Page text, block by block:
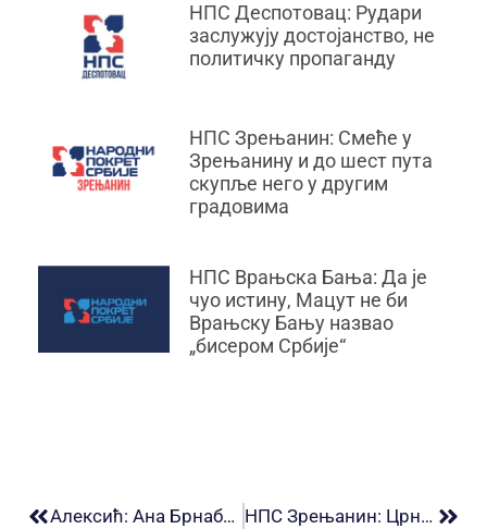
НПС Деспотовац: Рудари
заслужују достојанство, не
политичку пропаганду
НПС Зрењанин: Смеће у
Зрењанину и до шест пута
скупље него у другим
градовима
НПС Врањска Бања: Да је
чуо истину, Мацут не би
Врањску Бању назвао
„бисером Србије“
Алексић: Ана Брнабић директно одговорна за насиље у парламенту, наставила седницу по налогу шефа НПС Зрењанин: Црни биланс на улицама Зрењанина и околине